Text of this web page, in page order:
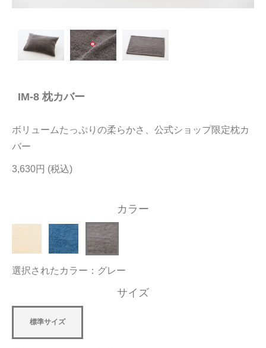
当サイトについて
店舗リスト
ヘルプ
大量購入・法人向けの購入の方は
お問い合わせ
IM-8 枕カバー
ボリュームたっぷりの柔らかさ、公式ショップ限定枕カ
バー
3,630円
カラー
選択されたカラー：グレー
サイズ
標準サイズ